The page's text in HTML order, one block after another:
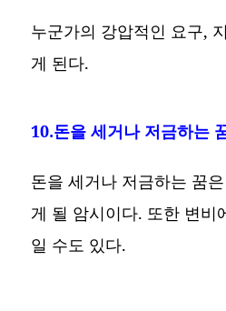
누군가의 강압적인 요구,
게 된다.
10.돈을 세거나 저금하는
돈을 세거나 저금하는 꿈
게 될 암시이다. 또한 변비
일 수도 있다.